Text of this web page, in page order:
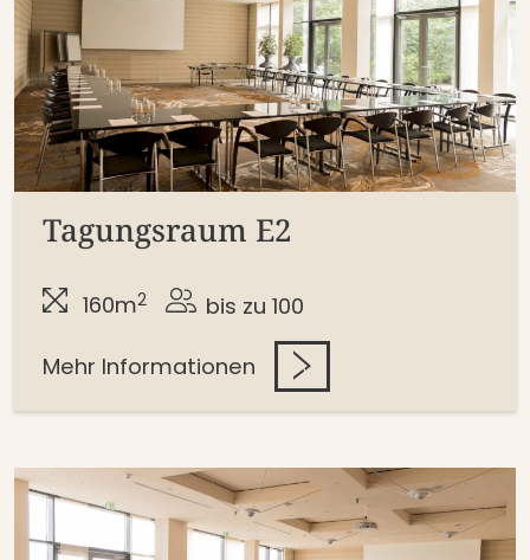
Tagungsraum E2
160m2 bis zu 100
Mehr Informationen